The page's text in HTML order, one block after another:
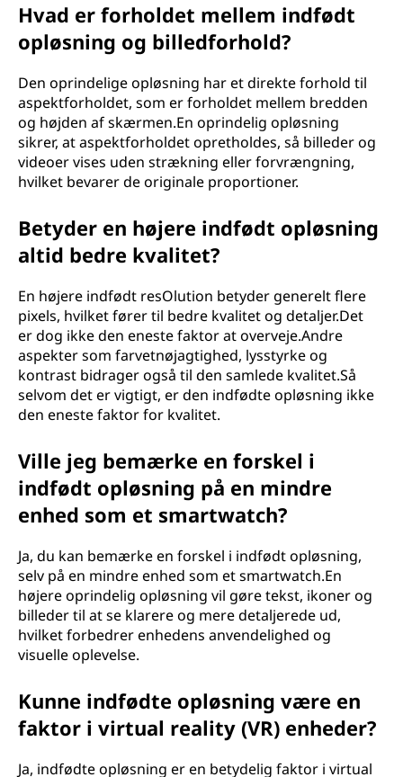
Hvad er forholdet mellem indfødt
opløsning og billedforhold?
Den oprindelige opløsning har et direkte forhold til
aspektforholdet, som er forholdet mellem bredden
og højden af skærmen.En oprindelig opløsning
sikrer, at aspektforholdet opretholdes, så billeder og
videoer vises uden strækning eller forvrængning,
hvilket bevarer de originale proportioner.
Betyder en højere indfødt opløsning
altid bedre kvalitet?
En højere indfødt resOlution betyder generelt flere
pixels, hvilket fører til bedre kvalitet og detaljer.Det
er dog ikke den eneste faktor at overveje.Andre
aspekter som farvetnøjagtighed, lysstyrke og
kontrast bidrager også til den samlede kvalitet.Så
selvom det er vigtigt, er den indfødte opløsning ikke
den eneste faktor for kvalitet.
Ville jeg bemærke en forskel i
indfødt opløsning på en mindre
enhed som et smartwatch?
Ja, du kan bemærke en forskel i indfødt opløsning,
selv på en mindre enhed som et smartwatch.En
højere oprindelig opløsning vil gøre tekst, ikoner og
billeder til at se klarere og mere detaljerede ud,
hvilket forbedrer enhedens anvendelighed og
visuelle oplevelse.
Kunne indfødte opløsning være en
faktor i virtual reality (VR) enheder?
Ja, indfødte opløsning er en betydelig faktor i virtual